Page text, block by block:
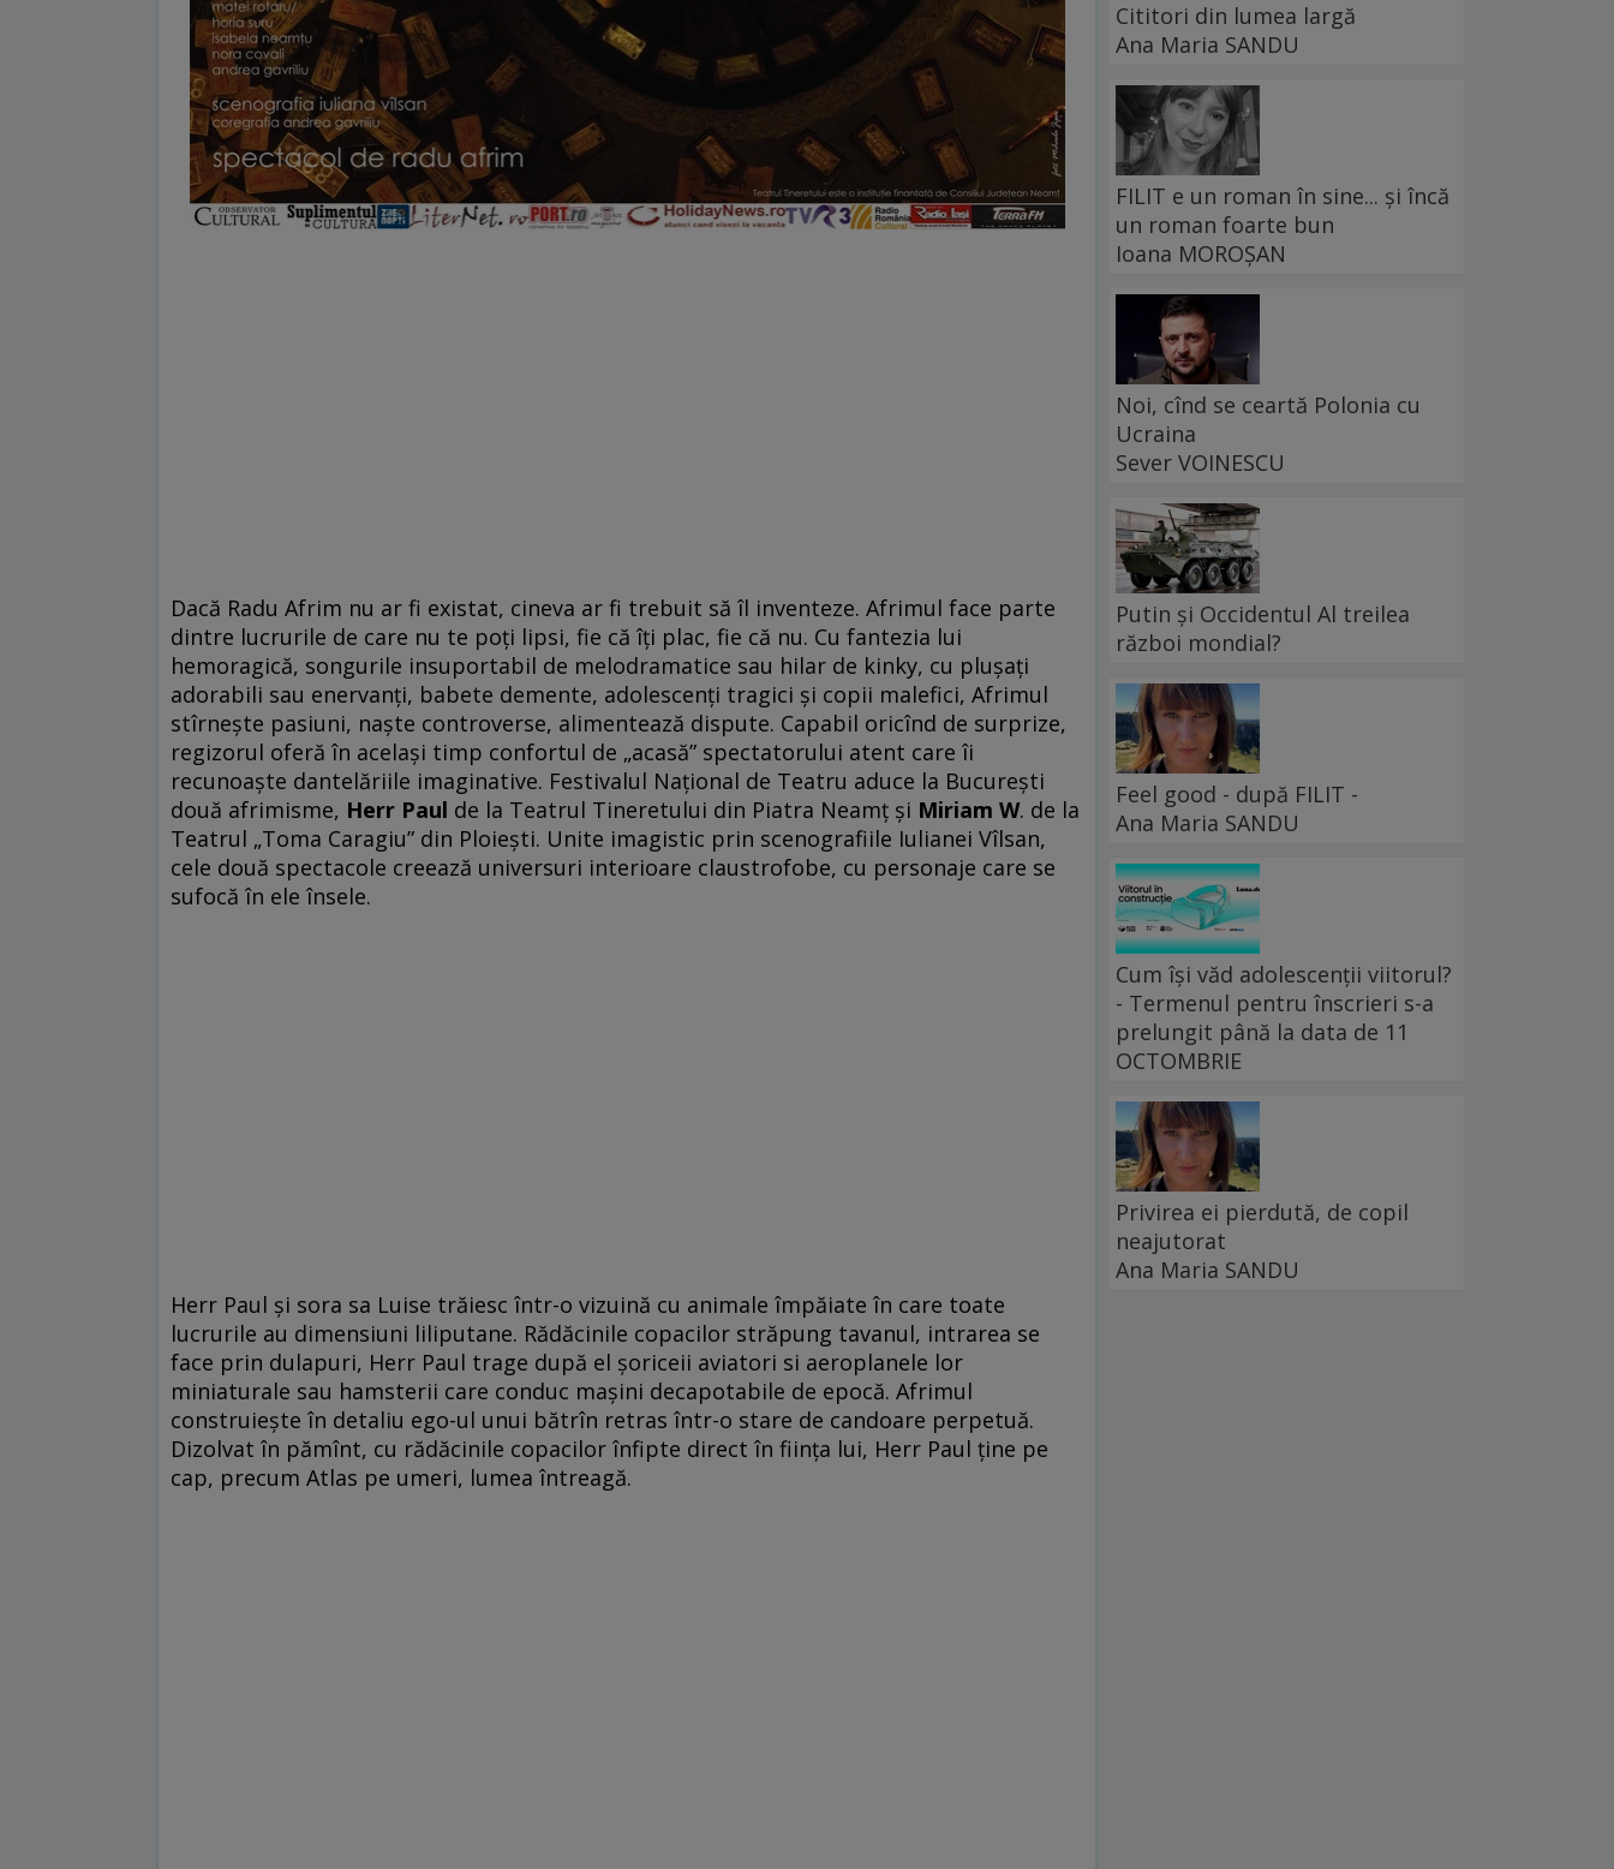
Dacă Radu Afrim nu ar fi existat, cineva ar fi trebuit să îl inventeze. Afrimul face parte
dintre lucrurile de care nu te poţi lipsi, fie că îţi plac, fie că nu. Cu fantezia lui
hemoragică, songurile insuportabil de melodramatice sau hilar de kinky, cu pluşaţi
adorabili sau enervanţi, babete demente, adolescenţi tragici şi copii malefici, Afrimul
stîrneşte pasiuni, naşte controverse, alimentează dispute. Capabil oricînd de surprize,
regizorul oferă în acelaşi timp confortul de „acasă” spectatorului atent care îi
recunoaşte dantelăriile imaginative. Festivalul Naţional de Teatru aduce la Bucureşti
două afrimisme, Herr Paul de la Teatrul Tineretului din Piatra Neamţ şi Miriam W. de la
Teatrul „Toma Caragiu” din Ploieşti. Unite imagistic prin scenografiile Iulianei Vîlsan,
cele două spectacole creează universuri interioare claustrofobe, cu personaje care se
sufocă în ele însele.
Herr Paul şi sora sa Luise trăiesc într-o vizuină cu animale împăiate în care toate
lucrurile au dimensiuni liliputane. Rădăcinile copacilor străpung tavanul, intrarea se
face prin dulapuri, Herr Paul trage după el şoriceii aviatori si aeroplanele lor
miniaturale sau hamsterii care conduc maşini decapotabile de epocă. Afrimul
construieşte în detaliu ego-ul unui bătrîn retras într-o stare de candoare perpetuă.
Dizolvat în pămînt, cu rădăcinile copacilor înfipte direct în fiinţa lui, Herr Paul ţine pe
cap, precum Atlas pe umeri, lumea întreagă.
Cititori din lumea largă
Ana Maria SANDU
FILIT e un roman în sine... și încă
un roman foarte bun
Ioana MOROȘAN
Noi, cînd se ceartă Polonia cu
Ucraina
Sever VOINESCU
Putin și Occidentul Al treilea
război mondial?
Feel good - după FILIT -
Ana Maria SANDU
Cum își văd adolescenții viitorul?
- Termenul pentru înscrieri s-a
prelungit până la data de 11
OCTOMBRIE
Privirea ei pierdută, de copil
neajutorat
Ana Maria SANDU